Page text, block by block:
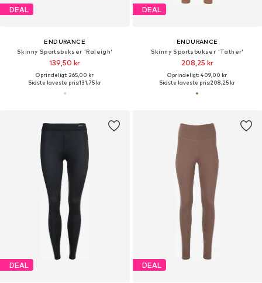
DEAL
ENDURANCE
Skinny Sportsbukser 'Raleigh'
139,50 kr
Oprindeligt: 265,00 kr
Sidste laveste pris:131,75 kr
DEAL
ENDURANCE
Skinny Sportsbukser 'Tather'
208,25 kr
Oprindeligt: 409,00 kr
Sidste laveste pris:208,25 kr
DEAL DEAL